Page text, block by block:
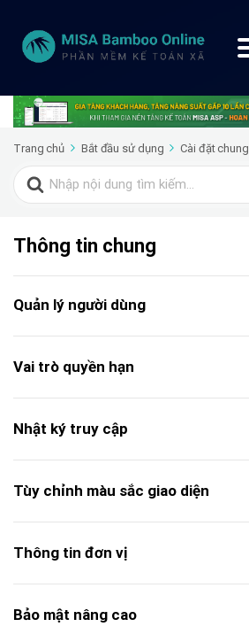
Trang chủ Bắt đầu sử dụng Cài đặt chung
Search
for:
Thông tin chung
Quản lý người dùng
Vai trò quyền hạn
Nhật ký truy cập
Tùy chỉnh màu sắc giao diện
Thông tin đơn vị
Bảo mật nâng cao